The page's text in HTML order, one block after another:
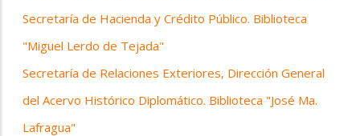
Secretaría de Hacienda y Crédito Público. Biblioteca
"Miguel Lerdo de Tejada"
Secretaría de Relaciones Exteriores, Dirección General
del Acervo Histórico Diplomático. Biblioteca "José Ma.
Lafragua"